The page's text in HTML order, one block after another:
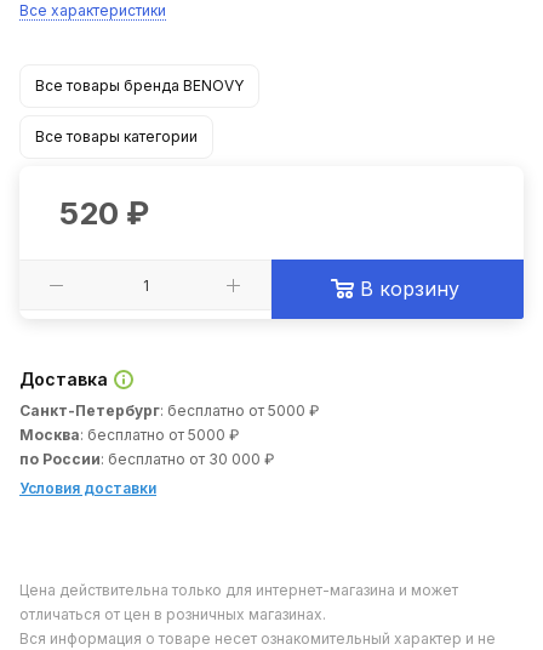
Все характеристики
Все товары бренда BENOVY
Все товары категории
520 ₽
В корзину
Доставка
Санкт-Петербург: бесплатно от 5000 ₽
Москва: бесплатно от 5000 ₽
по России: бесплатно от 30 000 ₽
Условия доставки
Цена действительна только для интернет-магазина и может
отличаться от цен в розничных магазинах.
Вся информация о товаре несет ознакомительный характер и не